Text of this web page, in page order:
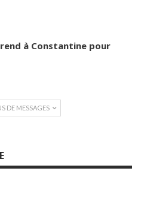
à Constantine pour
DE MESSAGES